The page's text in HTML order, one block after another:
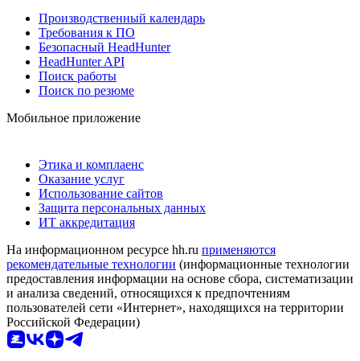
Производственный календарь
Требования к ПО
Безопасный HeadHunter
HeadHunter API
Поиск работы
Поиск по резюме
Мобильное приложение
Этика и комплаенс
Оказание услуг
Использование сайтов
Защита персональных данных
ИТ аккредитация
На информационном ресурсе hh.ru применяются
рекомендательные технологии (информационные технологии
предоставления информации на основе сбора, систематизации
и анализа сведений, относящихся к предпочтениям
пользователей сети «Интернет», находящихся на территории
Российской Федерации)